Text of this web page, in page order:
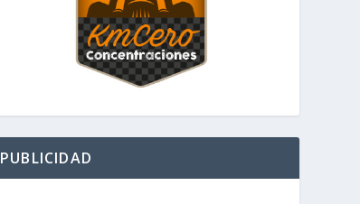
PUBLICIDAD